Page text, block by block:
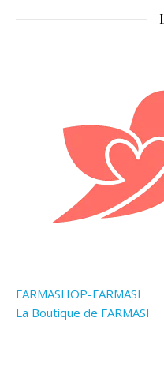
FARMASHOP-FARMASI
La Boutique de FARMASI